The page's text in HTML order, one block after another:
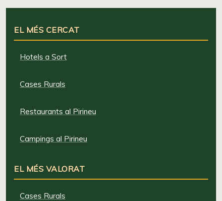
EL MÉS CERCAT
Hotels a Sort
Cases Rurals
Restaurants al Pirineu
Campings al Pirineu
EL MÉS VALORAT
Cases Rurals